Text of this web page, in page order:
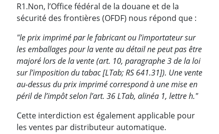
R1.Non, l’Office fédéral de la douane et de la
sécurité des frontières (OFDF) nous répond que :
"le prix imprimé par le fabricant ou l’importateur sur
les emballages pour la vente au détail ne peut pas être
majoré lors de la vente (art. 10, paragraphe 3 de la loi
sur l’imposition du tabac [LTab; RS 641.31]). Une vente
au-dessus du prix imprimé correspond à une mise en
péril de l’impôt selon l’art. 36 LTab, alinéa 1, lettre h."
Cette interdiction est également applicable pour
les ventes par distributeur automatique.